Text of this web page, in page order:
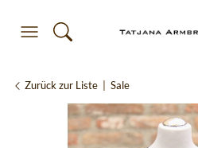
Zurück zur Liste Sale